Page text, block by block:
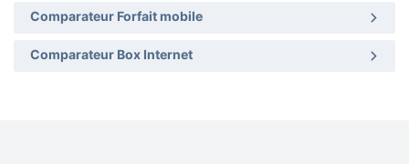
Comparateur Forfait mobile
Comparateur Box Internet